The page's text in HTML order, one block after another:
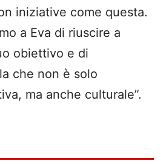
iniziative come questa.
a Eva di riuscire a
obiettivo e di
che non è solo
ma anche culturale”.